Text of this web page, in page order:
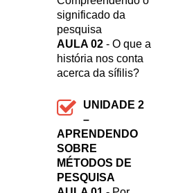
significado da
pesquisa
AULA 02 - O que a
história nos conta
acerca da sífilis?
UNIDADE 2
–
APRENDENDO
SOBRE
MÉTODOS DE
PESQUISA